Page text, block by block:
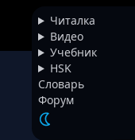
Читалка
Видео
Учебник
HSK
Словарь
Форум
Chinese